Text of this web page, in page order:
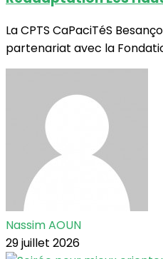
La CPTS CaPaciTéS
partenariat avec la
Nassim AOUN
29 juillet 2026